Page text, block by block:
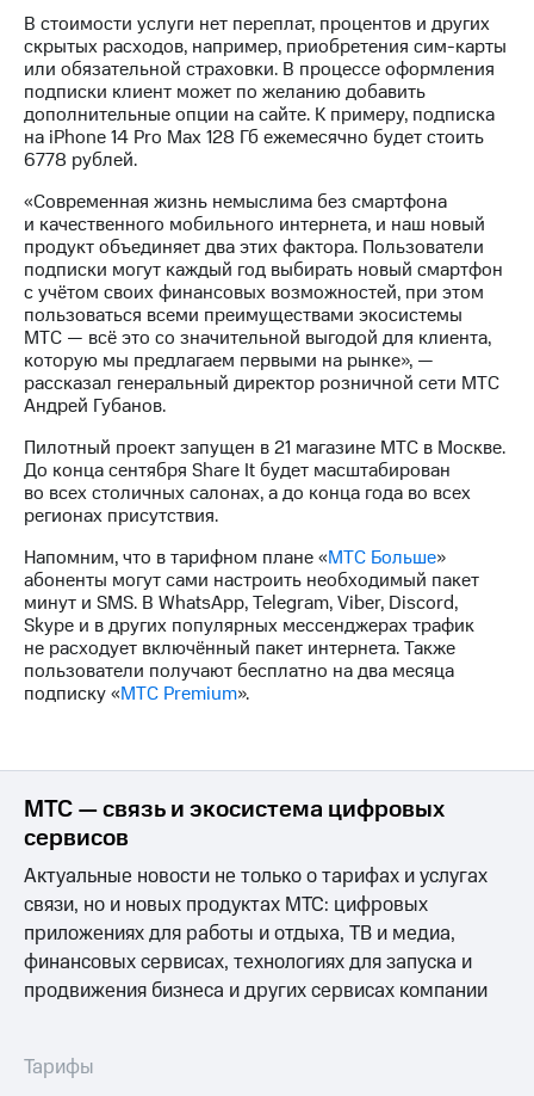
Раскрытие
информации
Информация
акционерам
Документы
ПАО
"МТС"
акционеров
Личный
кабинет
акционера
Акционерный
капитал
Контроль
и
аудит
Рынок
акций
Описание
Программа
приобретения
Порядок
выкупа
акций
Дивиденды
Рынок
облигаций
Описание
о
погашении
именных
облигаций
Другое
Регистратор
Реквизиты
Контакты
развитие
этика
В стоимости услуги нет переплат, процентов и других
скрытых расходов, например, приобретения сим-карты
или обязательной страховки. В процессе оформления
подписки клиент может по желанию добавить
дополнительные опции на сайте. К примеру, подписка
на iPhone 14 Pro Max 128 Гб ежемесячно будет стоить
6778 рублей.
«Современная жизнь немыслима без смартфона
и качественного мобильного интернета, и наш новый
продукт объединяет два этих фактора. Пользователи
подписки могут каждый год выбирать новый смартфон
с учётом своих финансовых возможностей, при этом
пользоваться всеми преимуществами экосистемы
МТС — всё это со значительной выгодой для клиента,
которую мы предлагаем первыми на рынке», —
рассказал генеральный директор розничной сети МТС
Андрей Губанов.
Пилотный проект запущен в 21 магазине МТС в Москве.
До конца сентября Share It будет масштабирован
во всех столичных салонах, а до конца года во всех
регионах присутствия.
Напомним, что в тарифном плане «МТС Больше»
абоненты могут сами настроить необходимый пакет
минут и SMS. В WhatsApp, Telegram, Viber, Discord,
Skype и в других популярных мессенджерах трафик
не расходует включённый пакет интернета. Также
пользователи получают бесплатно на два месяца
подписку «МТС Premium».
МТС — связь и экосистема цифровых
сервисов
Актуальные новости не только о тарифах и услугах
связи, но и новых продуктах МТС: цифровых
приложениях для работы и отдыха, ТВ и медиа,
финансовых сервисах, технологиях для запуска и
продвижения бизнеса и других сервисах компании
Тарифы